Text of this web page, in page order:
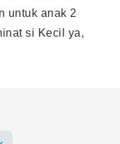
untuk anak 2
si Kecil ya,